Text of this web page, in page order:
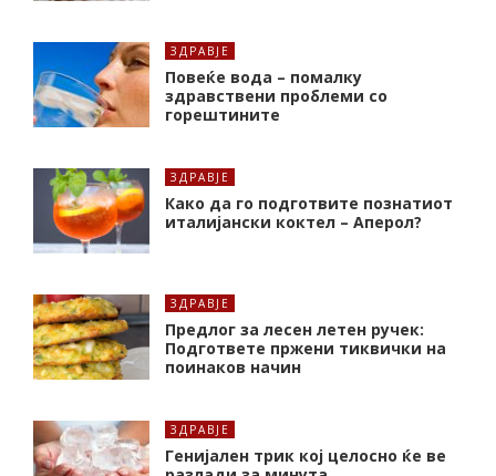
ЗДРАВЈЕ
Повеќе вода – помалку
здравствени проблеми со
горештините
ЗДРАВЈЕ
Како да го подготвите познатиот
италијански коктел – Аперол?
ЗДРАВЈЕ
Предлог за лесен летен ручек:
Подгответе пржени тиквички на
поинаков начин
ЗДРАВЈЕ
Генијален трик кој целосно ќе ве